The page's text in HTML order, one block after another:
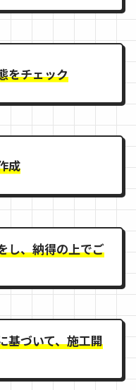
をチェック
成
し、納得の上でご
基づいて、施工開